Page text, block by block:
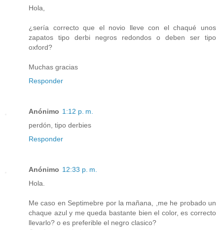
Hola,
¿sería correcto que el novio lleve con el chaqué unos
zapatos tipo derbi negros redondos o deben ser tipo
oxford?
Muchas gracias
Responder
Anónimo 1:12 p. m.
perdón, tipo derbies
Responder
Anónimo 12:33 p. m.
Hola.
Me caso en Septimebre por la mañana, ,me he probado un
chaque azul y me queda bastante bien el color, es correcto
llevarlo? o es preferible el negro clasico?